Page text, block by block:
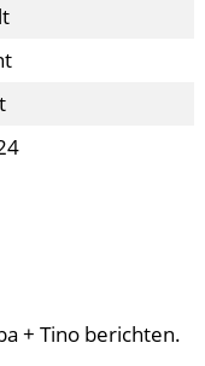
+ Tino berichten.